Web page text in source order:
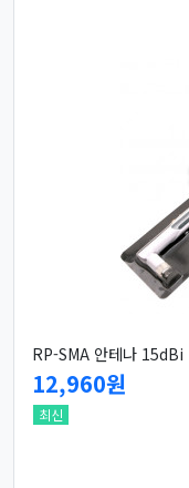
RP-SMA 안테나 15dBi
12,960원
최신